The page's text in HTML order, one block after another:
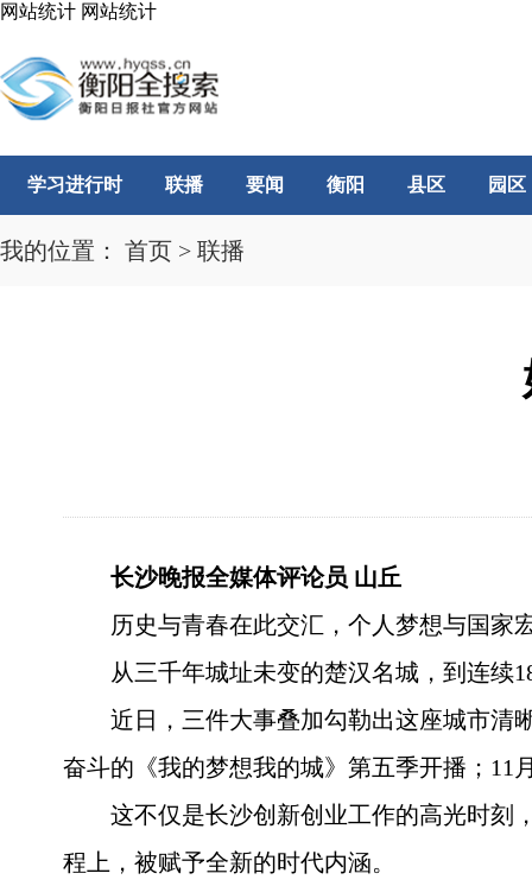
网站统计 网站统计
学习进行时 联播 要闻 衡阳 县区 园区
我的位置： 首页 > 联播
长沙晚报全媒体评论员 山丘
历史与青春在此交汇，个人梦想与国家
从三千年城址未变的楚汉名城，到连续
近日，三件大事叠加勾勒出这座城市清
奋斗的《我的梦想我的城》第五季开播；11
这不仅是长沙创新创业工作的高光时
程上，被赋予全新的时代内涵。